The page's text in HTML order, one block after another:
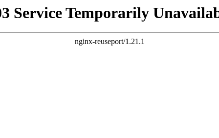
Service Temporarily
nginx-reuseport/1.21.1